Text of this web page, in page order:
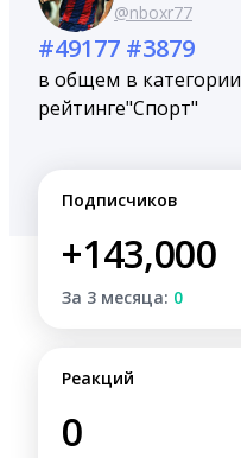
@nboxr77
#49177
в общем
рейтинге
#3879
в категории
"Спорт"
Подписчиков
+143,000
За 3 месяца: 0
Реакций
0